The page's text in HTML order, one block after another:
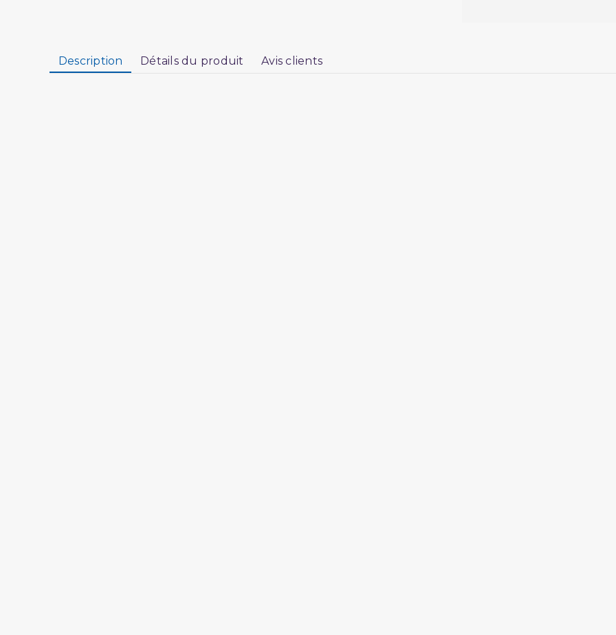
Description Détails du produit Avis clients